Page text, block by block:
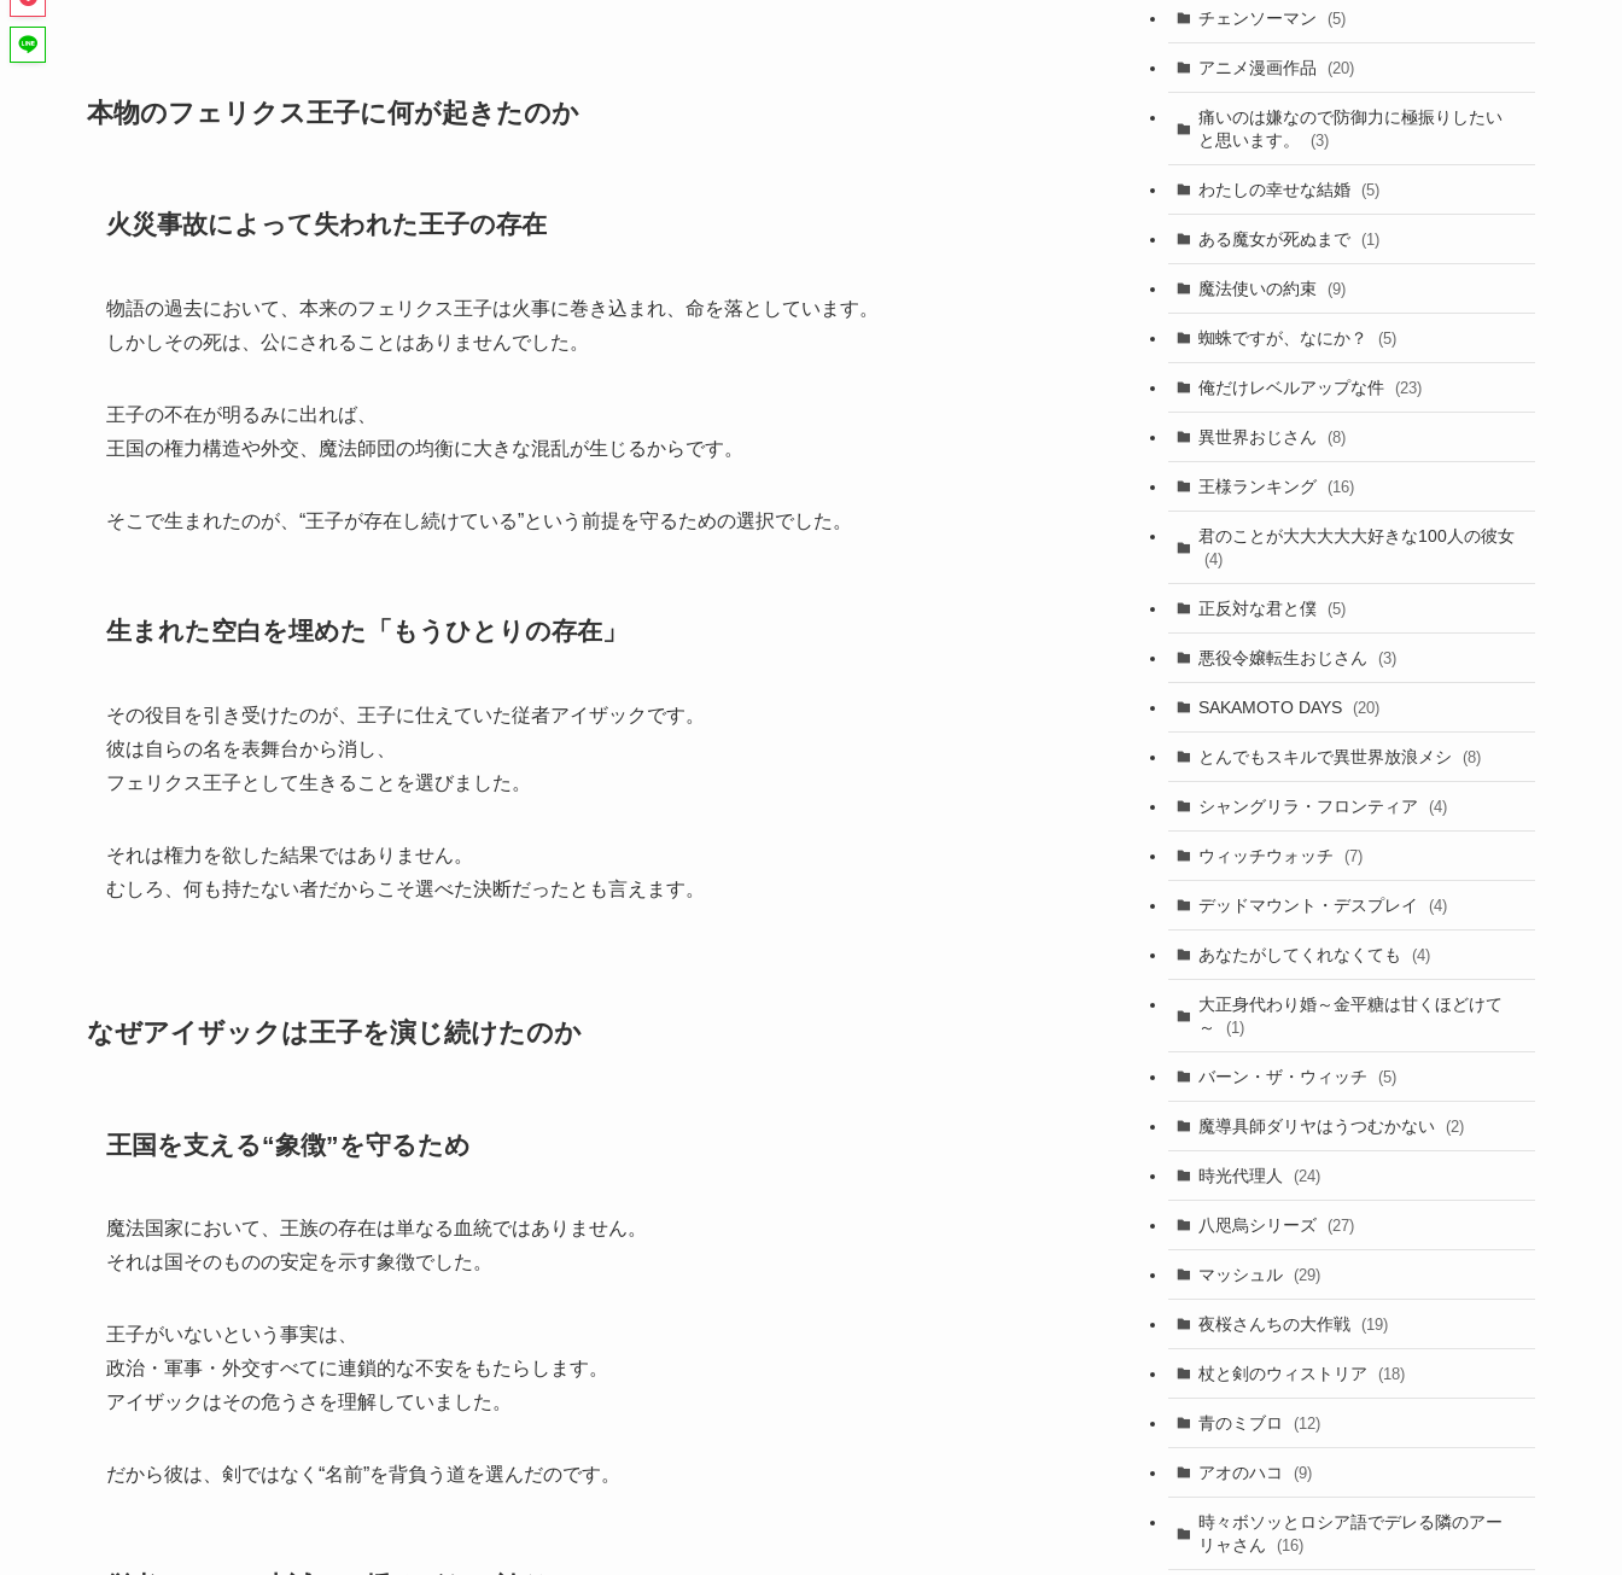
本物のフェリクス王子に何が起きたのか
火災事故によって失われた王子の存在
物語の過去において、本来のフェリクス王子は火事に巻き込まれ、命を落としています。
しかしその死は、公にされることはありませんでした。
王子の不在が明るみに出れば、
王国の権力構造や外交、魔法師団の均衡に大きな混乱が生じるからです。
そこで生まれたのが、“王子が存在し続けている”という前提を守るための選択でした。
生まれた空白を埋めた「もうひとりの存在」
その役目を引き受けたのが、王子に仕えていた従者アイザックです。
彼は自らの名を表舞台から消し、
フェリクス王子として生きることを選びました。
それは権力を欲した結果ではありません。
むしろ、何も持たない者だからこそ選べた決断だったとも言えます。
なぜアイザックは王子を演じ続けたのか
王国を支える“象徴”を守るため
魔法国家において、王族の存在は単なる血統ではありません。
それは国そのものの安定を示す象徴でした。
王子がいないという事実は、
政治・軍事・外交すべてに連鎖的な不安をもたらします。
アイザックはその危うさを理解していました。
だから彼は、剣ではなく“名前”を背負う道を選んだのです。
チェンソーマン (5)
アニメ漫画作品 (20)
痛いのは嫌なので防御力に極振りしたい
と思います。
(3)
わたしの幸せな結婚 (5)
ある魔女が死ぬまで (1)
魔法使いの約束 (9)
蜘蛛ですが、なにか？ (5)
俺だけレベルアップな件 (23)
異世界おじさん (8)
王様ランキング (16)
君のことが大大大大大好きな100人の彼女
(4)
正反対な君と僕 (5)
悪役令嬢転生おじさん (3)
SAKAMOTO DAYS (20)
とんでもスキルで異世界放浪メシ (8)
シャングリラ・フロンティア (4)
ウィッチウォッチ (7)
デッドマウント・デスプレイ (4)
あなたがしてくれなくても (4)
大正身代わり婚～金平糖は甘くほどけて
～
(1)
バーン・ザ・ウィッチ (5)
魔導具師ダリヤはうつむかない (2)
時光代理人 (24)
八咫烏シリーズ (27)
マッシュル (29)
夜桜さんちの大作戦 (19)
杖と剣のウィストリア (18)
青のミブロ (12)
アオのハコ (9)
時々ボソッとロシア語でデレる隣のアー
リャさん
(16)